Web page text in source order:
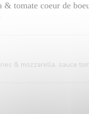
& tomate coeur de
& mozzarella, sauce